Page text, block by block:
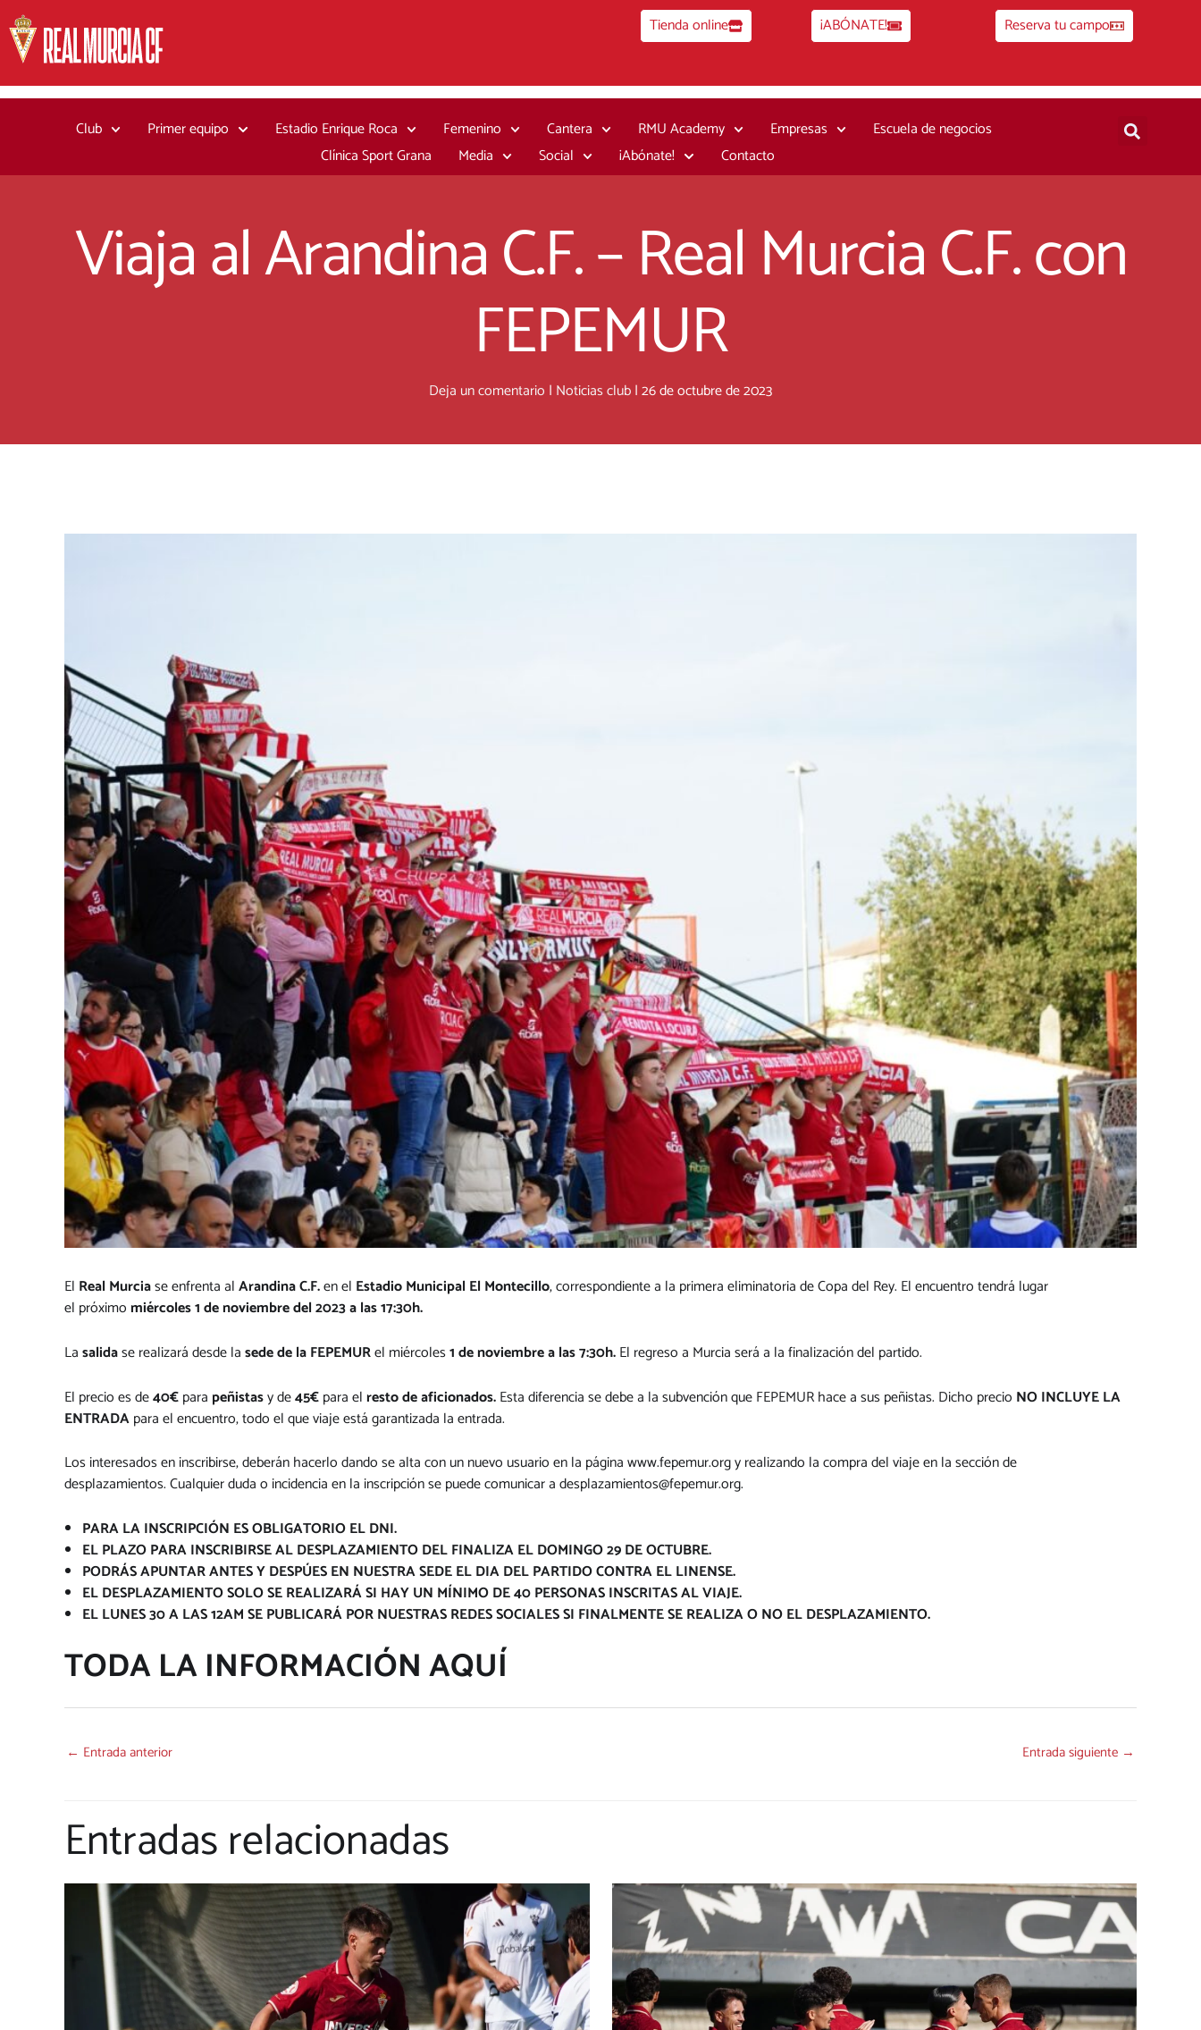
al
contenido
Tienda online ¡ABÓNATE! Reserva tu campo
Club Primer equipo Estadio Enrique Roca Femenino Cantera RMU Academy Empresas
Escuela de negocios
Clínica Sport Grana
Media Social ¡Abónate! Contacto
Viaja al Arandina C.F. – Real Murcia C.F. con
FEPEMUR
Deja un comentario | Noticias club|26 de octubre de 2023
El Real Murciase enfrenta alArandina C.F.en el Estadio Municipal El Montecillo, correspondiente a la primera eliminatoria de Copa del Rey. El encuentro tendrá lugar
el próximomiércoles 1 de noviembre del 2023 a las 17:30h.
Lasalidase realizará desde lasede de la FEPEMURel miércoles1 de noviembre a las 7:30h.El regreso a Murcia será a la finalización del partido.
El precio es de40€para peñistasy de45€para elresto de aficionados.Esta diferencia se debe a la subvención que FEPEMUR hace a sus peñistas. Dicho precio NO INCLUYE LA
ENTRADApara el encuentro, todo el que viaje está garantizada la entrada.
Los interesados en inscribirse, deberán hacerlo dando se alta con un nuevo usuario en la páginawww.fepemur.orgy realizando la compra del viaje en la sección de
desplazamientos. Cualquier duda o incidencia en la inscripción se puede comunicar adesplazamientos@fepemur.org.
PARA LA INSCRIPCIÓN ES OBLIGATORIO EL DNI.
EL PLAZO PARA INSCRIBIRSE AL DESPLAZAMIENTO DEL FINALIZA EL DOMINGO 29 DE OCTUBRE.
PODRÁS APUNTAR ANTES Y DESPÚES EN NUESTRA SEDE EL DIA DEL PARTIDO CONTRA EL LINENSE.
EL DESPLAZAMIENTO SOLO SE REALIZARÁ SI HAY UN MÍNIMO DE 40 PERSONAS INSCRITAS AL VIAJE.
EL LUNES 30 A LAS 12AM SE PUBLICARÁ POR NUESTRAS REDES SOCIALES SI FINALMENTE SE REALIZA O NO EL DESPLAZAMIENTO.
TODA LA INFORMACIÓN AQUÍ
← Entrada anterior Entrada siguiente →
Entradas relacionadas